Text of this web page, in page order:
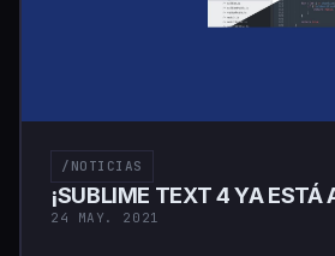
/NOTICIAS
¡SUBLIME TEXT 4 YA ESTÁ
24 MAY. 2021